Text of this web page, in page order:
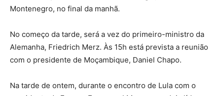
Montenegro, no final da manhã.
No começo da tarde, será a vez do primeiro-ministro da
Alemanha, Friedrich Merz. Às 15h está prevista a reunião
com o presidente de Moçambique, Daniel Chapo.
Na tarde de ontem, durante o encontro de Lula com o